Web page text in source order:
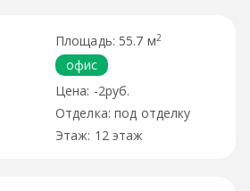
55.7 м2
офис
-2руб.
под отделку
12 этаж